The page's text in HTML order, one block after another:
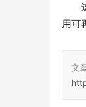
用可
文